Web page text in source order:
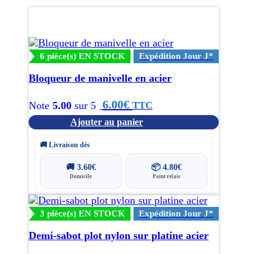
6 pièce(s) EN STOCK Expédition Jour J*
Bloqueur de manivelle en acier
Note 5.00 sur 5 6.00€ TTC
Ajouter au panier
🚚 Livraison dès
🚚 3.60€
Domicile
📦 4.80€
Point relais
3 pièce(s) EN STOCK Expédition Jour J*
Demi-sabot plot nylon sur platine acier